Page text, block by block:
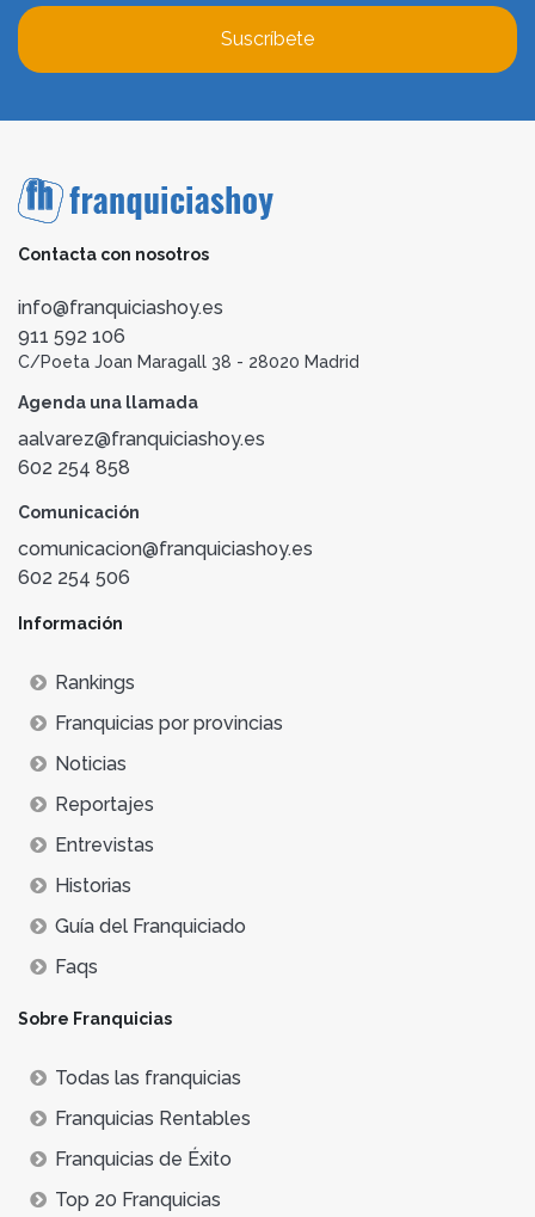
Suscríbete
Contacta con nosotros
info@franquiciashoy.es
911 592 106
C/Poeta Joan Maragall 38 - 28020 Madrid
Agenda una llamada
aalvarez@franquiciashoy.es
602 254 858
Comunicación
comunicacion@franquiciashoy.es
602 254 506
Información
Rankings
Franquicias por provincias
Noticias
Reportajes
Entrevistas
Historias
Guía del Franquiciado
Faqs
Sobre Franquicias
Todas las franquicias
Franquicias Rentables
Franquicias de Éxito
Top 20 Franquicias